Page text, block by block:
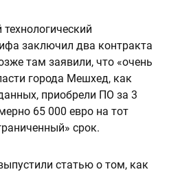
заключил два контракта
там заявили, что «очень
города Мешхед, как
приобрели ПО за 3
65 000 евро на тот
срок.
статью о том, как